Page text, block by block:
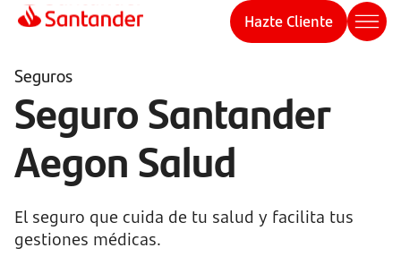
Hazte Cliente
Seguros
Seguro Santander
Aegon Salud
El seguro que cuida de tu salud y facilita tus
gestiones médicas.